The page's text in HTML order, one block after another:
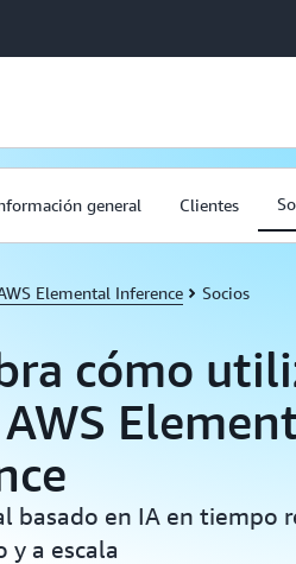
general Clientes
Elemental Inference Socios
cómo
basado en IA en tiempo
y a escala